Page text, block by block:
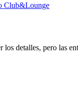
Club&Lounge
detalles, pero las